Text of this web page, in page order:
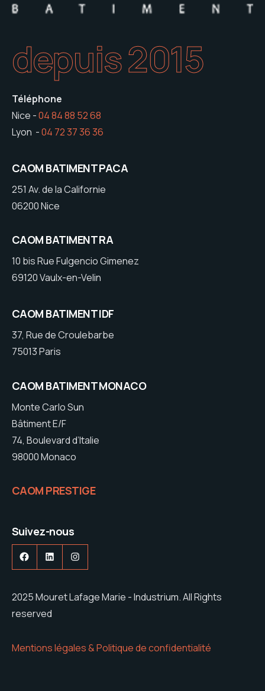
depuis 2015
Téléphone
Nice -04 84 88 52 68
Lyon -04 72 37 36 36
CAOM BATIMENT PACA
251 Av. de la Californie
06200 Nice
CAOM BATIMENT RA
10 bis Rue Fulgencio Gimenez
69120 Vaulx-en-Velin
CAOM BATIMENT IDF
37, Rue de Croulebarbe
75013 Paris
CAOM BATIMENT MONACO
Monte Carlo Sun
Bâtiment E/F
74, Boulevard d’Italie
98000 Monaco
CAOM PRESTIGE
Suivez-nous
Facebook
LinkedInInstagram
2025 Mouret Lafage Marie - Industrium. All Rights
reserved
Mentions légales & Politique de confidentialité